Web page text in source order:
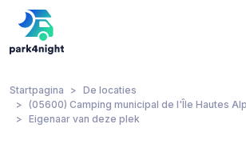
Startpagina
De locaties
(05600) Camping municipal de l'Île Hautes
Eigenaar van deze plek